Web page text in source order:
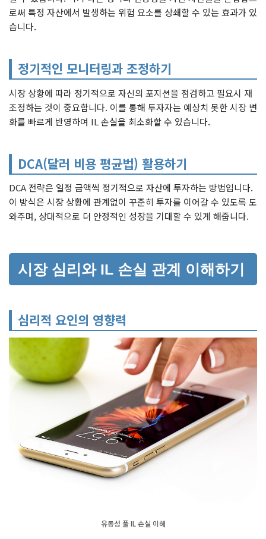
로써 특정 자산에서 발생하는 위험 요소를 상쇄할 수 있는 효과가 있
습니다.
정기적인 모니터링과 조정하기
시장 상황에 따라 정기적으로 자신의 포지션을 점검하고 필요시 재
조정하는 것이 중요합니다. 이를 통해 투자자는 예상치 못한 시장 변
화를 빠르게 반영하여 IL 손실을 최소화할 수 있습니다.
DCA(달러 비용 평균법) 활용하기
DCA 전략은 일정 금액씩 정기적으로 자산에 투자하는 방법입니다.
이 방식은 시장 상황에 관계없이 꾸준히 투자를 이어갈 수 있도록 도
와주며, 상대적으로 더 안정적인 성장을 기대할 수 있게 해줍니다.
시장 심리와 IL 손실 관계 이해하기
심리적 요인의 영향력
유동성 풀 IL 손실 이해